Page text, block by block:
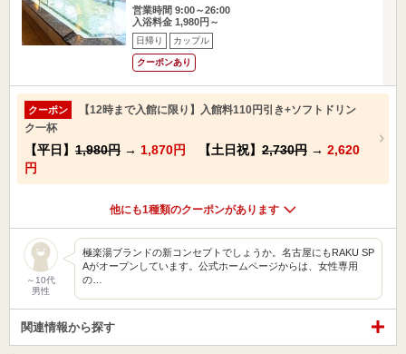
営業時間 9:00～26:00
入浴料金 1,980円～
日帰り カップル
クーポンあり
クーポン
【12時まで入館に限り】入館料110円引き+ソフトドリン
ク一杯
【平日】 1,980円 → 1,870円 【土日祝】 2,730円 → 2,620
円
他にも1種類のクーポンがあります
～10代
男性
極楽湯ブランドの新コンセプトでしょうか。名古屋にもRAKU SP
Aがオープンしています。公式ホームページからは、女性専用
の…
関連情報から探す